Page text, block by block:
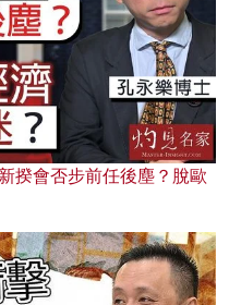
揆會否步前任後塵？脫歐